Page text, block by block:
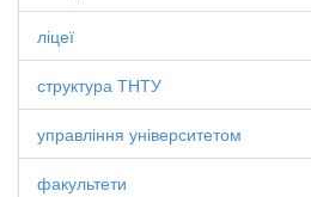
ліцеї
структура ТНТУ
управління університетом
факультети